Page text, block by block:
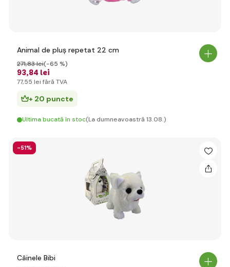
Animal de pluș repetat 22 cm
93,84 lei
271,83 lei(-65 %)
77,55 lei fără TVA
+ 20 puncte
Ultima bucată în stoc(La dumneavoastră 13.08.)
-51%
Câinele Bibi